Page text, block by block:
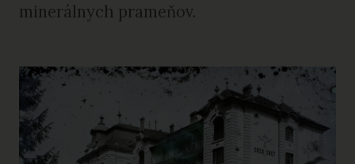
minerálnych prameňov.